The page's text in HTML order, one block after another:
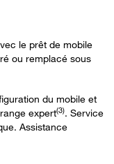
le prêt de mobile
ou remplacé sous
du mobile et
expert(3). Service
Assistance